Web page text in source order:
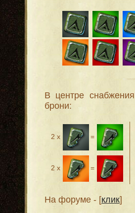
В центре снабжения
брони:
2 х =
2 х =
На форуме - [клик]